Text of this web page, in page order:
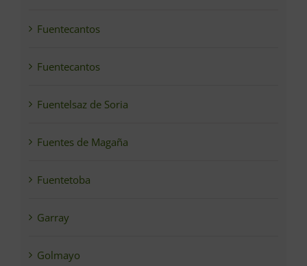
Fuentecantos
Fuentecantos
Fuentelsaz de Soria
Fuentes de Magaña
Fuentetoba
Garray
Golmayo